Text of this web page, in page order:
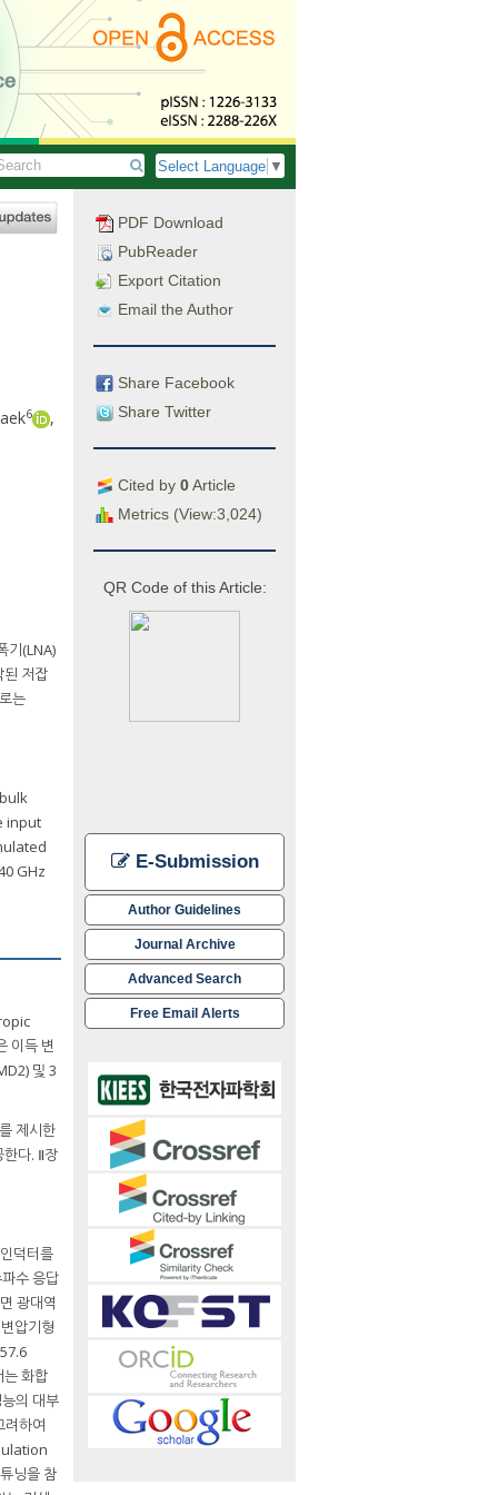
Select Language ▼
PDF Download
PubReader
Export Citation
Email the Author
Share Facebook
Share Twitter
Cited by 0Article
Metrics (View:3,024)
QR Code of this Article:
E-Submission
Author Guidelines
Journal Archive
Advanced Search
Free Email Alerts
6
,
기(LNA)
된 저잡
는
input
GHz
이득 변
및 3
제시한
다. Ⅱ장
덕터를
수 응답
광대역
압기형
는 화합
의 대부
려하여
닝을 참